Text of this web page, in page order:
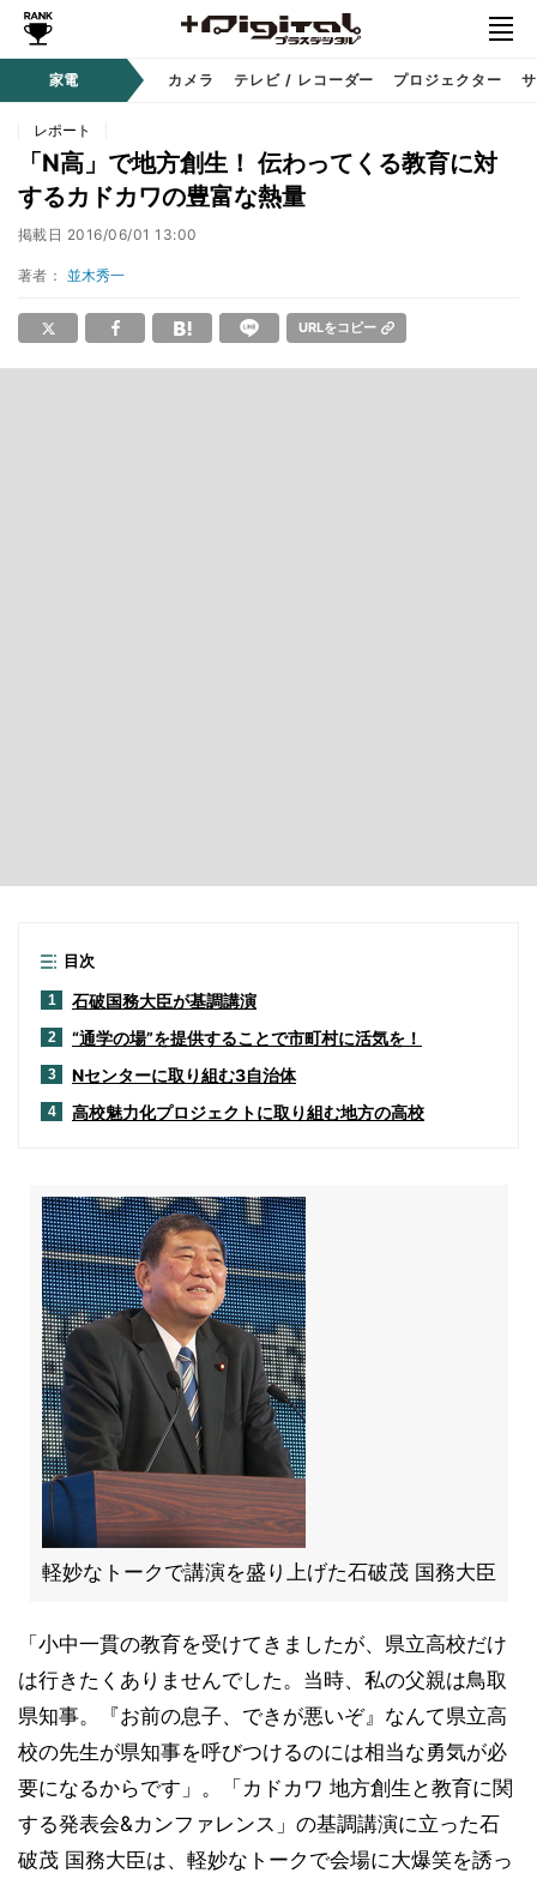
家電 カメラ テレビ / レコーダー プロジェクター
レポート
「N高」で地方創生！ 伝わってくる教育に対
するカドカワの豊富な熱量
掲載日 2016/06/01 13:00
著者： 並木秀一
URLをコピー
目次
1 石破国務大臣が基調講演
2 “通学の場”を提供することで市町村に活気を！
3 Nセンターに取り組む3自治体
4 高校魅力化プロジェクトに取り組む地方の高校
軽妙なトークで講演を盛り上げた石破茂 国務大臣
「小中一貫の教育を受けてきましたが、県立高校だけ
は行きたくありませんでした。当時、私の父親は鳥取
県知事。『お前の息子、できが悪いぞ』なんて県立高
校の先生が県知事を呼びつけるのには相当な勇気が必
要になるからです」。「カドカワ 地方創生と教育に関
する発表会&カンファレンス」の基調講演に立った石
破茂 国務大臣は、軽妙なトークで会場に大爆笑を誘っ